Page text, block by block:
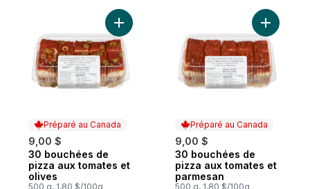
Préparé au Canada
9,00 $
Préparé au Canada
30 bouchées de
pizza aux tomates et
olives
500 g, 1,80 $/100g
Ajouter 30 bouchées de pizza aux
Préparé au Canada
9,00 $
Préparé au Canada
30 bouchées de
pizza aux tomates et
parmesan
500 g, 1,80 $/100g
Ajouter